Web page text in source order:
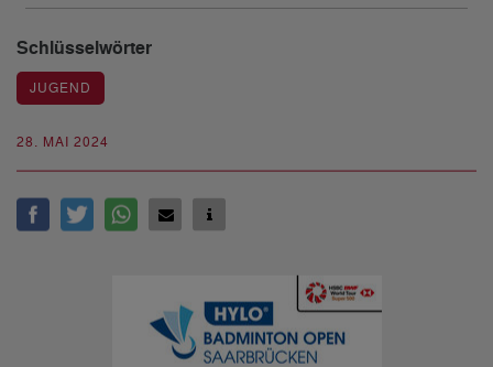
28. MAI 2024
Schlüsselwörter
JUGEND